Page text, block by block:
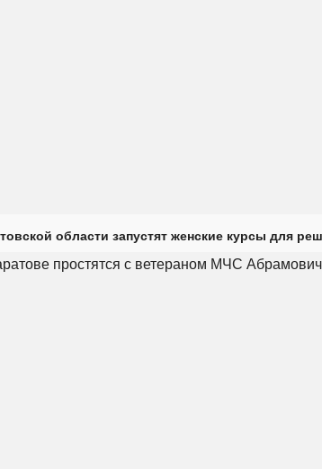
области запустят женские курсы для